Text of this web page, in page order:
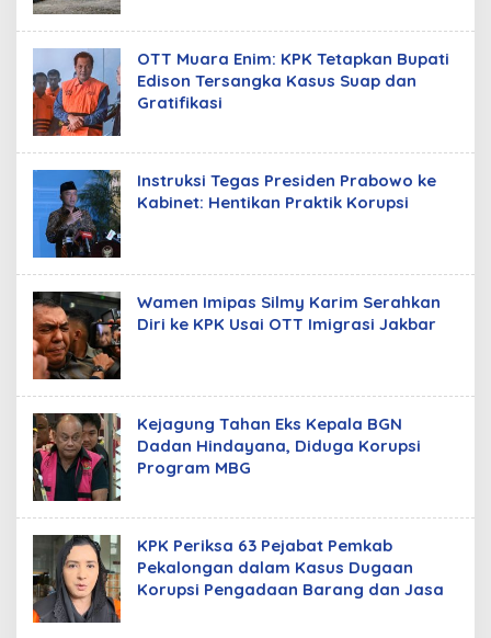
OTT Muara Enim: KPK Tetapkan Bupati
Edison Tersangka Kasus Suap dan
Gratifikasi
Instruksi Tegas Presiden Prabowo ke
Kabinet: Hentikan Praktik Korupsi
Wamen Imipas Silmy Karim Serahkan
Diri ke KPK Usai OTT Imigrasi Jakbar
Kejagung Tahan Eks Kepala BGN
Dadan Hindayana, Diduga Korupsi
Program MBG
KPK Periksa 63 Pejabat Pemkab
Pekalongan dalam Kasus Dugaan
Korupsi Pengadaan Barang dan Jasa